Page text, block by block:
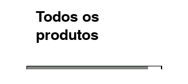
Todos os
produtos